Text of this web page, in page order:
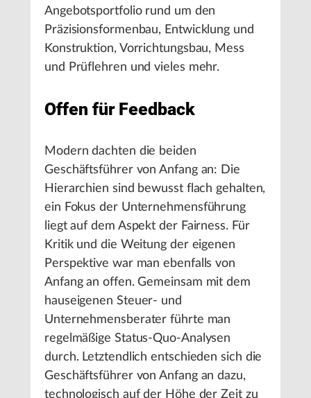
Angebotsportfolio rund um den
Präzisionsformenbau, Entwicklung und
Konstruktion, Vorrichtungsbau, Mess
und Prüflehren und vieles mehr.
Offen für Feedback
Modern dachten die beiden
Geschäftsführer von Anfang an: Die
Hierarchien sind bewusst flach gehalten,
ein Fokus der Unternehmensführung
liegt auf dem Aspekt der Fairness. Für
Kritik und die Weitung der eigenen
Perspektive war man ebenfalls von
Anfang an offen. Gemeinsam mit dem
hauseigenen Steuer- und
Unternehmensberater führte man
regelmäßige Status-Quo-Analysen
durch. Letztendlich entschieden sich die
Geschäftsführer von Anfang an dazu,
technologisch auf der Höhe der Zeit zu